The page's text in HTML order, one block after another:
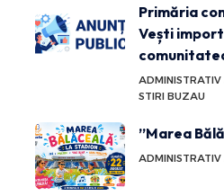
Primăria
Vești
ADMINISTRATIV
STIRI BUZAU
”Marea
ADMINISTRATIV